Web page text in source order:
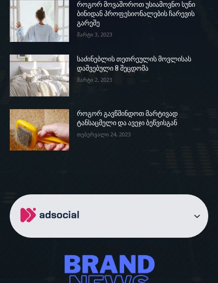
როგორ მოვაშოროთ უსიამოვნო სუნი
ბინიდან პროფესიონალების ჩარევის
გარეშე
მარტი 3, 2023
საძინებლის თეთრეულის მოვლისას
დაშვებული 8 შეცდომა
მარტი 2, 2023
როგორ გავწმინდოთ მარტივად
ტანსაცმელი და ავეჯი ბეწვისგან
თებერვალი 24, 2023